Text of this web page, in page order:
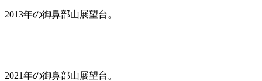
2013年の御鼻部山展望台。
2021年の御鼻部山展望台。